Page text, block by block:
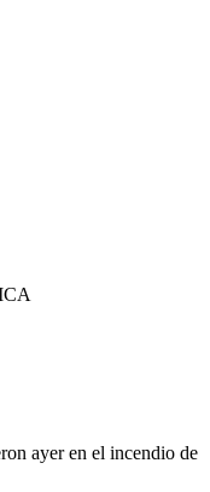
ayer en el incendio de